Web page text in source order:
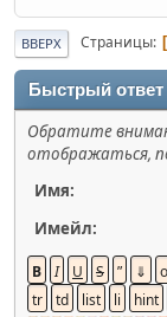
ВВЕРХ Страницы
Быстрый ответ
Обратите
отображаться,
Имя:
Имейл: